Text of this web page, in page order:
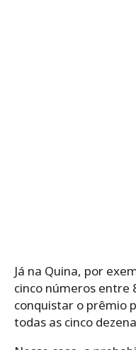
Já na Quina, por
cinco números entre
conquistar o prêmio
todas as cinco